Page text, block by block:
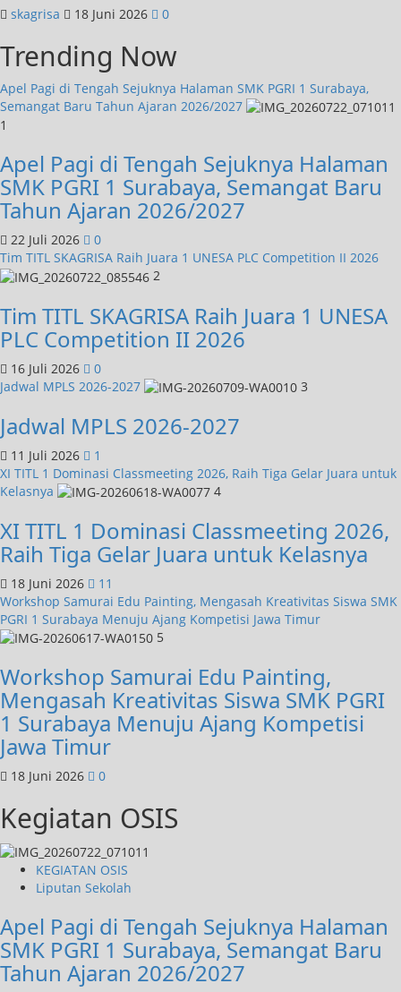
skagrisa 18 Juni 2026 0
Trending Now
Apel Pagi di Tengah Sejuknya Halaman SMK PGRI 1 Surabaya,
Semangat Baru Tahun Ajaran 2026/2027
1
Apel Pagi di Tengah Sejuknya Halaman
SMK PGRI 1 Surabaya, Semangat Baru
Tahun Ajaran 2026/2027
22 Juli 2026
0
Tim TITL SKAGRISA Raih Juara 1 UNESA PLC Competition II 2026
2
Tim TITL SKAGRISA Raih Juara 1 UNESA
PLC Competition II 2026
16 Juli 2026
0
Jadwal MPLS 2026-2027
3
Jadwal MPLS 2026-2027
11 Juli 2026
1
XI TITL 1 Dominasi Classmeeting 2026, Raih Tiga Gelar Juara untuk
Kelasnya
4
XI TITL 1 Dominasi Classmeeting 2026,
Raih Tiga Gelar Juara untuk Kelasnya
18 Juni 2026
11
Workshop Samurai Edu Painting, Mengasah Kreativitas Siswa SMK
PGRI 1 Surabaya Menuju Ajang Kompetisi Jawa Timur
5
Workshop Samurai Edu Painting,
Mengasah Kreativitas Siswa SMK PGRI
1 Surabaya Menuju Ajang Kompetisi
Jawa Timur
18 Juni 2026 0
Kegiatan OSIS
KEGIATAN OSIS
Liputan Sekolah
Apel Pagi di Tengah Sejuknya Halaman
SMK PGRI 1 Surabaya, Semangat Baru
Tahun Ajaran 2026/2027